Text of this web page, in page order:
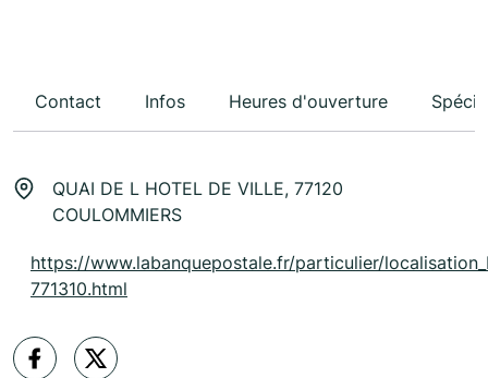
Contact Infos Heures d'ouverture
QUAI DE L HOTEL DE VILLE, 77120
COULOMMIERS
https://www.labanquepostale.fr/particulier/
771310.html